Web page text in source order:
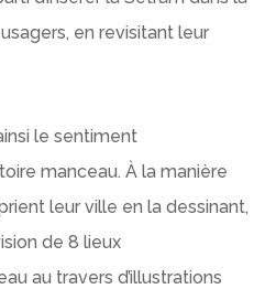
en revisitant leur
le sentiment
manceau. À la manière
leur ville en la dessinant,
de 8 lieux
au travers d’illustrations